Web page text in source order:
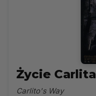
Życie Carlita
Carlito's Way